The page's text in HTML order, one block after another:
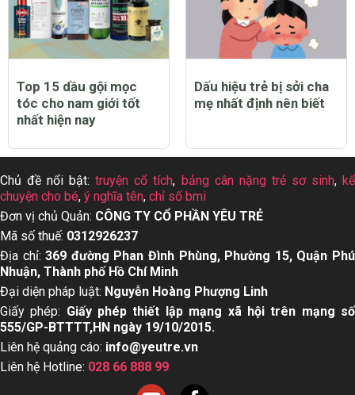
Top 15 dầu gội mọc
tóc cho nam giới tốt
nhất hiện nay
Dấu hiệu trẻ bị sởi cha
mẹ nhất định nên biết
Chủ đề nổi bật:truyện cổ tích, bảng cân nặng trẻ sơ sinh,kể
chuyện cho bé, ý nghĩa tên, chỉ số bmi
Đơn vị chủ Quản: CÔNG TY CỔ PHẦN YÊU TRẺ
Mã số thuế: 0312926237
Địa chỉ:369 đường Phan Đình Phùng, Phường 15, Quận Phú
Nhuận, Thành phố Hồ Chí Minh
Đại diện pháp luật: Nguyễn Hoàng Phượng Linh
Giấy phép: Giấy phép thiết lập mạng xã hội trên mạng số
555/GP-BTTTT,HN ngày 19/10/2015.
Liên hệ quảng cáo: info@yeutre.vn
Liên hệ Hotline: 028 66 888 99